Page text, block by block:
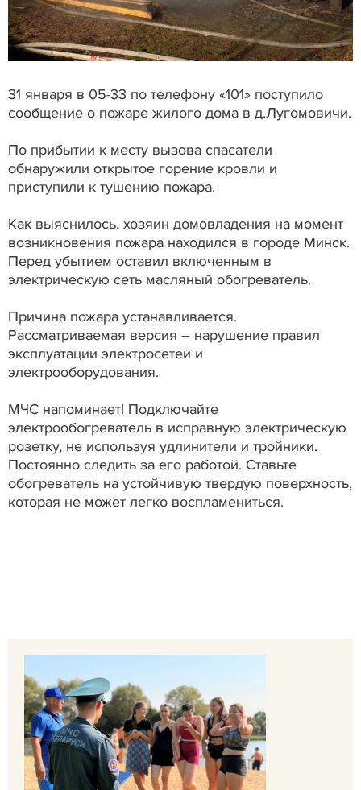
31 января в 05-33 по телефону «101» поступило
сообщение о пожаре жилого дома в д.Лугомовичи.
По прибытии к месту вызова спасатели
обнаружили открытое горение кровли и
приступили к тушению пожара.
Как выяснилось, хозяин домовладения на момент
возникновения пожара находился в городе Минск.
Перед убытием оставил включенным в
электрическую сеть масляный обогреватель.
Причина пожара устанавливается.
Рассматриваемая версия – нарушение правил
эксплуатации электросетей и
электрооборудования.
МЧС напоминает! Подключайте
электрообогреватель в исправную электрическую
розетку, не используя удлинители и тройники.
Постоянно следить за его работой. Ставьте
обогреватель на устойчивую твердую поверхность,
которая не может легко воспламениться.